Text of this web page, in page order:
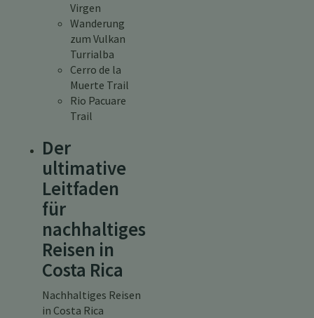
Virgen
Wanderung
zum Vulkan
Turrialba
Cerro de la
Muerte Trail
Rio Pacuare
Trail
Der
ultimative
Leitfaden
für
nachhaltiges
Reisen in
Costa Rica
Nachhaltiges Reisen
in Costa Rica